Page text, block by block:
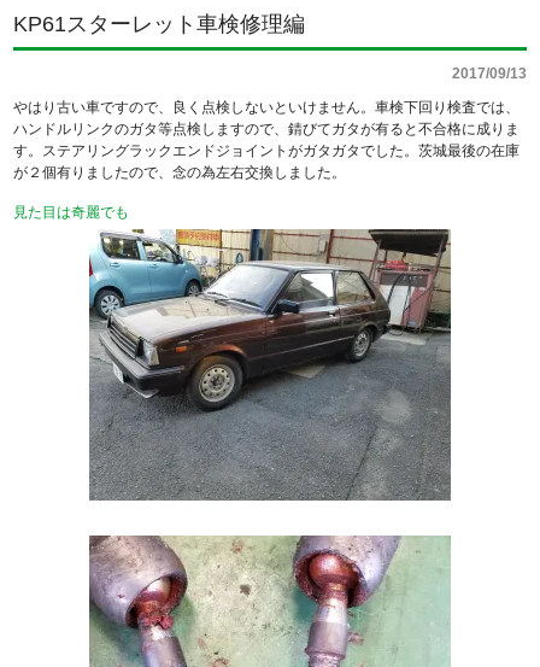
KP61スターレット車検修理編
2017/09/13
やはり古い車ですので、良く点検しないといけません。車検下回り検査では、
ハンドルリンクのガタ等点検しますので、錆びてガタが有ると不合格に成りま
す。ステアリングラックエンドジョイントがガタガタでした。茨城最後の在庫
が２個有りましたので、念の為左右交換しました。
見た目は奇麗でも